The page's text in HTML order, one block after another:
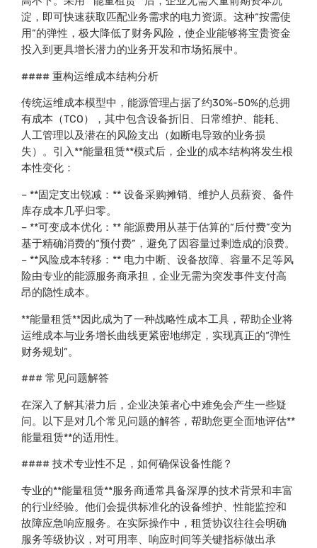
淀，即可快速获取匹配业务需求的电力资源。这种“按需使
用”的弹性，极大降低了财务风险，使企业能够将宝贵资金
投入到更具增长潜力的业务开发和市场拓展中。
#### 重构运维成本结构分析
传统运维成本模型中，能源管理占据了约30%-50%的总拥
有成本（TCO），其中包含设备折旧、日常维护、能耗、
人工管理以及潜在的风险支出（如断电导致的业务损
失）。引入**能量租赁**模式后，企业的成本结构将发生根
本性变化：
– **固定支出锐减：** 设备采购摊销、维护人员薪资、备件
库存成本几乎归零。
– **可变成本优化：** 能源费用从基于估算的“后付费”变为
基于精确消费的“预付费”，避免了因容量过剩造成的浪费。
– **风险成本转移：** 电力中断、设备故障、容量不足等风
险由专业的能源服务商承担，企业无需为突发事件支付高
昂的隐性成本。
**能量租赁**因此成为了一种战略性成本工具，帮助企业将
运维成本与业务增长曲线更紧密地绑定，实现真正的“弹性
财务规划”。
### 常见问题解答
在深入了解其潜力后，企业决策者心中难免会产生一些疑
问。以下是对几个常见问题的解答，帮助您更全面地评估**
能量租赁**的适用性。
#### 技术专业性不足，如何确保设备性能？
专业的**能量租赁**服务商通常具备深厚的技术背景和丰富
的行业经验。他们会提供标准化的设备维护、性能监控和
故障应急响应服务。在实际操作中，租赁协议往往会明确
服务等级协议，对可用率、响应时间等关键指标做出承